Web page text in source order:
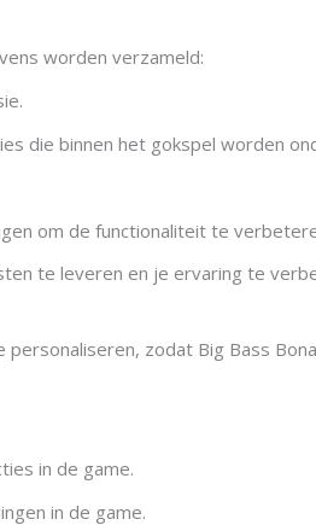
worden verzameld:
die binnen het gokspel worden
om de functionaliteit te
te leveren en je ervaring te
zodat Big Bass
in de game.
in de game.